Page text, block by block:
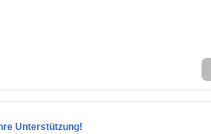
Unterstützung!